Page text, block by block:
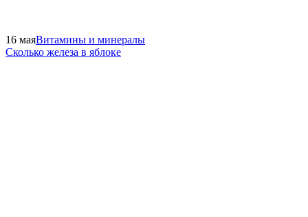
16 маяВитамины и минералы
Сколько железа в яблоке